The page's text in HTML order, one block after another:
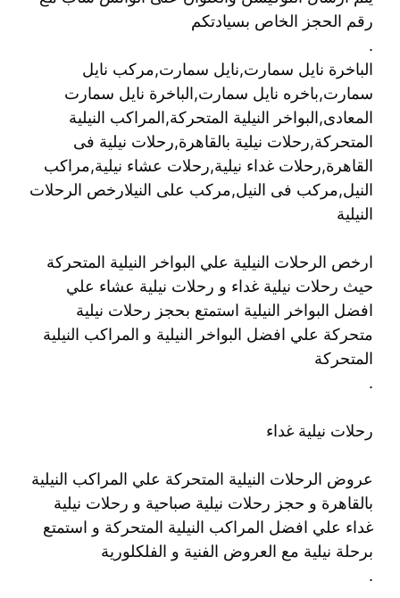
رقم الحجز الخاص بسيادتكم
.
الباخرة نايل سمارت,نايل سمارت,مركب نايل
سمارت,باخره نايل سمارت,الباخرة نايل سمارت
المعادى,البواخر النيلية المتحركة,المراكب النيلية
المتحركة,رحلات نيلية بالقاهرة,رحلات نيلية فى
القاهرة,رحلات غداء نيلية,رحلات عشاء نيلية,مراكب
النيل,مركب فى النيل,مركب على النيلارخص الرحلات
النيلية
ارخص الرحلات النيلية علي البواخر النيلية المتحركة
حيث رحلات نيلية غداء و رحلات نيلية عشاء علي
افضل البواخر النيلية استمتع بحجز رحلات نيلية
متحركة علي افضل البواخر النيلية و المراكب النيلية
المتحركة
.
رحلات نيلية غداء
عروض الرحلات النيلية المتحركة علي المراكب النيلية
بالقاهرة و حجز رحلات نيلية صباحية و رحلات نيلية
غداء علي افضل المراكب النيلية المتحركة و استمتع
برحلة نيلية مع العروض الفنية و الفلكلورية
.